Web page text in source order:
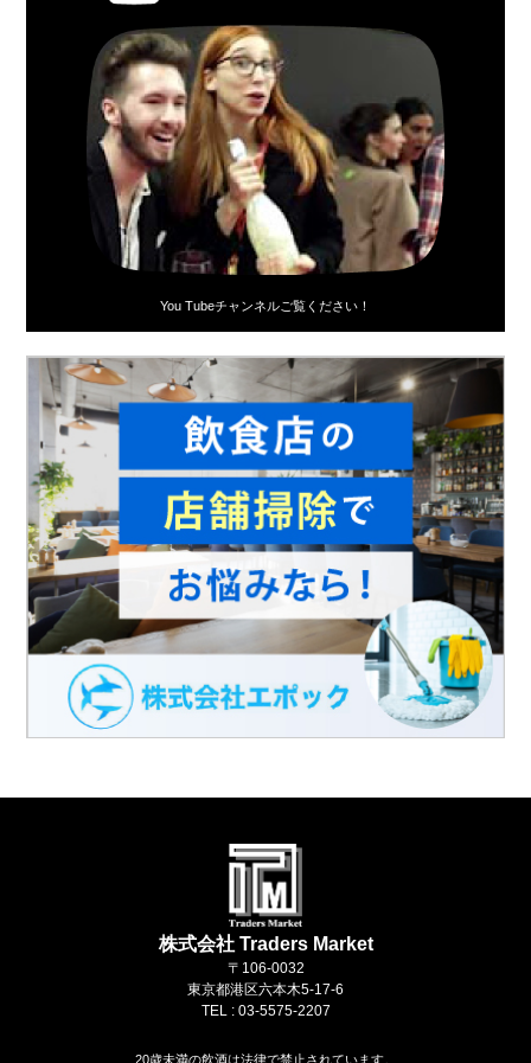
You Tubeチャンネルご覧ください！
株式会社 Traders Market
〒106-0032
東京都港区六本木5-17-6
TEL : 03-5575-2207
20歳未満の飲酒は法律で禁止されています。